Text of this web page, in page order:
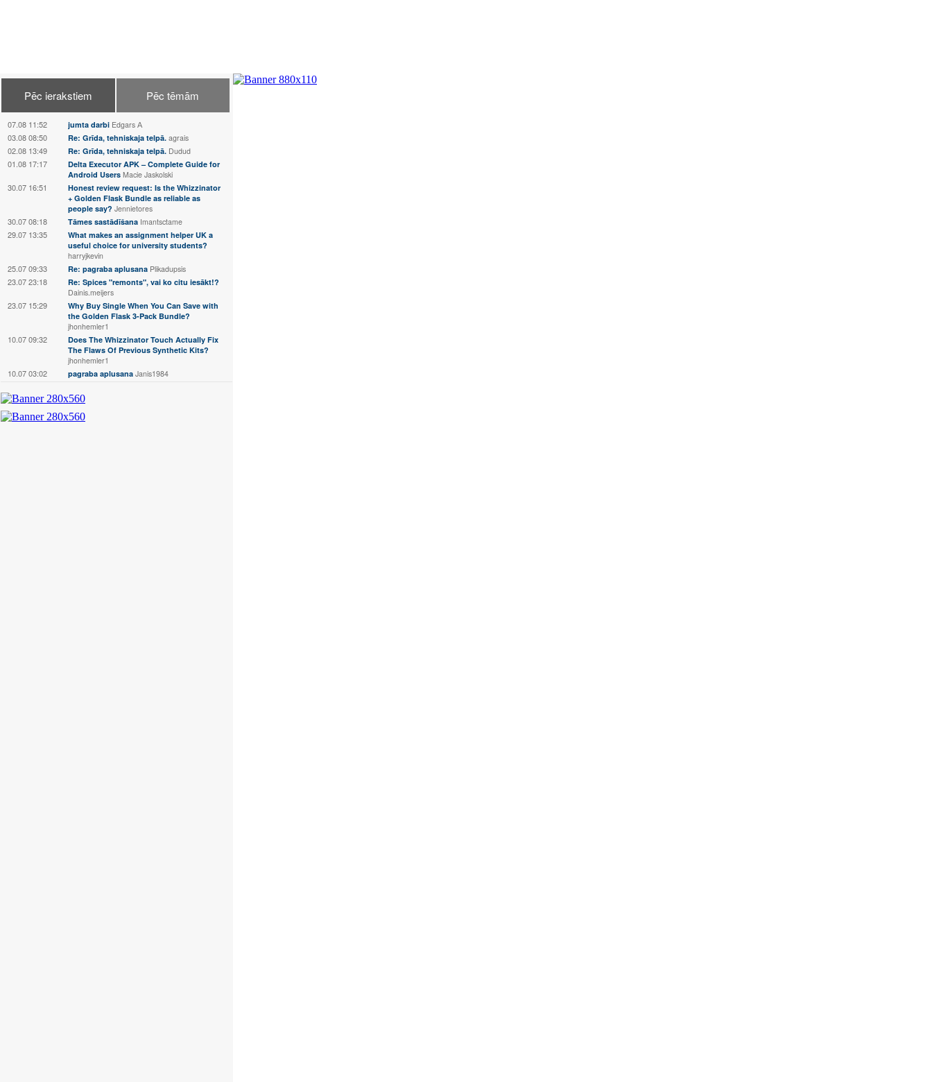
Pēc ierakstiem Pēc tēmām
07.08 11:52 jumta darbi Edgars А
03.08 08:50 Re: Grīda, tehniskaja telpā. agrais
02.08 13:49 Re: Grīda, tehniskaja telpā. Dudud
01.08 17:17
Delta Executor APK – Complete Guide for
Android Users Macie Jaskolski
30.07 16:51
Honest review request: Is the Whizzinator
+ Golden Flask Bundle as reliable as
people say? Jennietores
30.07 08:18 Tāmes sastādīšana Imantsctame
29.07 13:35
What makes an assignment helper UK a
useful choice for university students?
harryjkevin
25.07 09:33 Re: pagraba aplusana Plikadupsis
23.07 23:18
Re: Spices "remonts", vai ko citu iesākt!?
Dainis.meijers
23.07 15:29
Why Buy Single When You Can Save with
the Golden Flask 3-Pack Bundle?
jhonhemler1
10.07 09:32
Does The Whizzinator Touch Actually Fix
The Flaws Of Previous Synthetic Kits?
jhonhemler1
10.07 03:02 pagraba aplusana Janis1984